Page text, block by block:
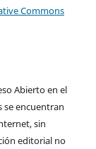
Commons
Abierto en el
se encuentran
sin
editorial no